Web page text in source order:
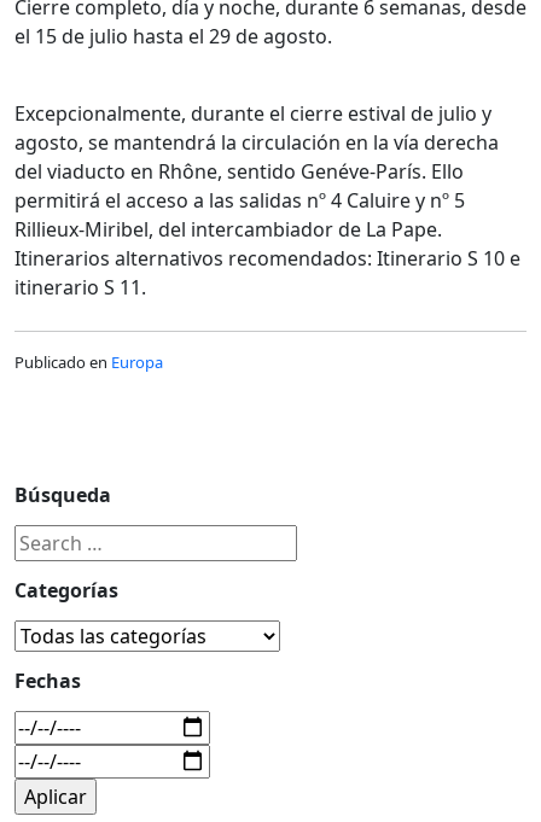
Cierre completo, día y noche, durante 6 semanas, desde
el 15 de julio hasta el 29 de agosto.
Excepcionalmente, durante el cierre estival de julio y
agosto, se mantendrá la circulación en la vía derecha
del viaducto en Rhône, sentido Genéve-París. Ello
permitirá el acceso a las salidas nº 4 Caluire y nº 5
Rillieux-Miribel, del intercambiador de La Pape.
Itinerarios alternativos recomendados: Itinerario S 10 e
itinerario S 11.
Publicado en Europa
Búsqueda
Categorías
Fechas